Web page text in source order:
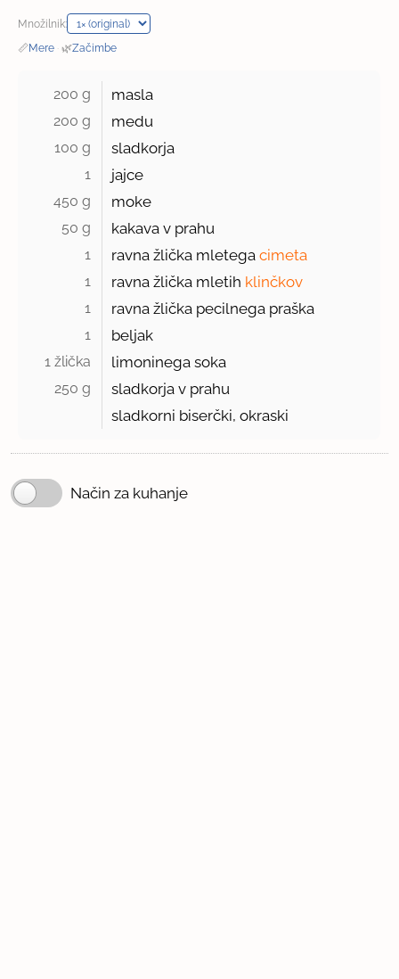
Množilnik:
📏Mere · 🌿Začimbe
200 g masla
200 g medu
100 g sladkorja
1 jajce
450 g moke
50 g kakava v prahu
1 ravna žlička mletegacimeta
1 ravna žlička mletih klinčkov
1 ravna žlička pecilnega praška
1 beljak
1 žlička limoninega soka
250 g
sladkorja v prahu
sladkorni biserčki, okraski
Način za kuhanje